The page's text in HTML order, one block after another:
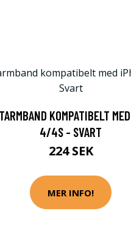
KOMPATIBELT
4/4S - SVART
224 SEK
MER INFO!